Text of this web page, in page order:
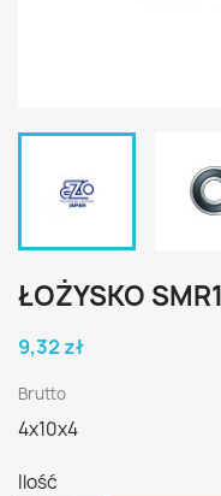
ŁOŻYSKO
9,32 zł
Brutto
4x10x4
Ilość